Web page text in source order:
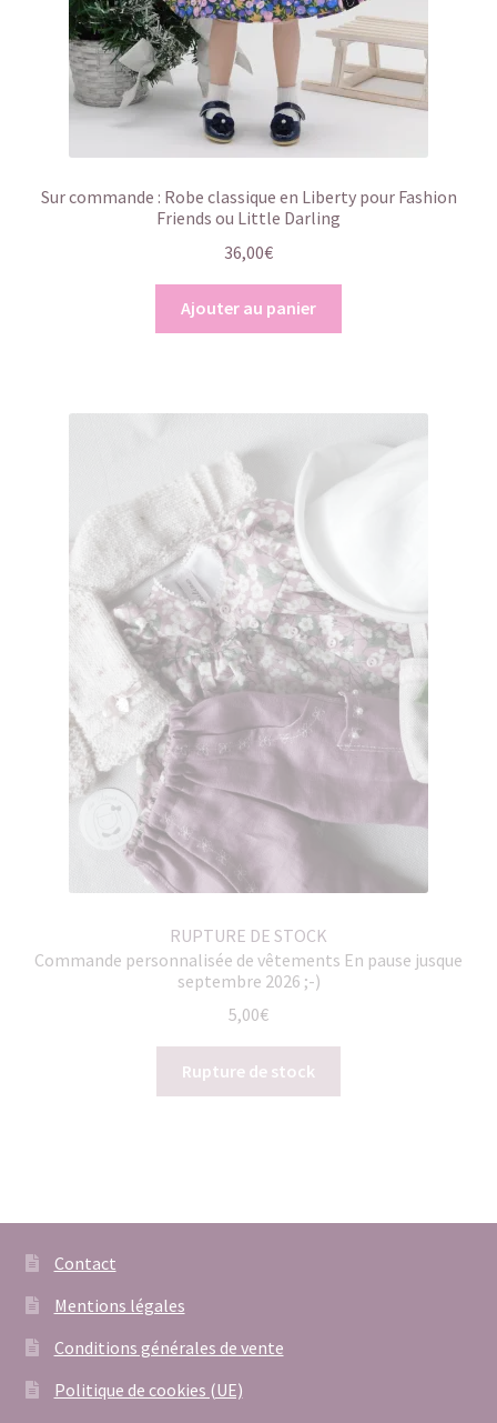
Sur commande : Robe classique en Liberty pour Fashion
Friends ou Little Darling
36,00€
Ajouter au panier
RUPTURE DE STOCK
Commande personnalisée de vêtements En pause jusque
septembre 2026 ;-)
5,00€
Rupture de stock
Contact
Mentions légales
Conditions générales de vente
Politique de cookies (UE)